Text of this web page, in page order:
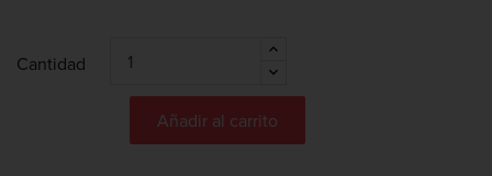
Cantidad
Añadir al carrito